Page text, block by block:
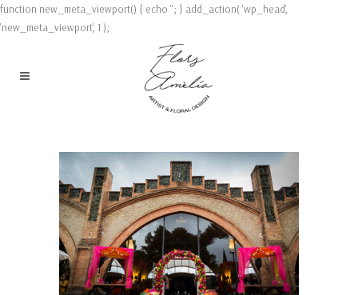
function new_meta_viewport() { echo ''; } add_action( 'wp_head',
'new_meta_viewport', 1 );